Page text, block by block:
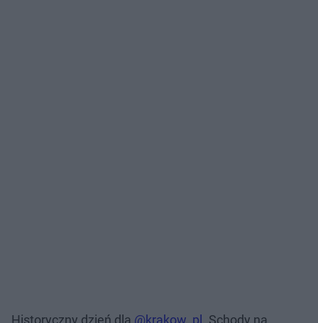
Historyczny dzień dla ⁦ @krakow_pl ⁩. Schody na